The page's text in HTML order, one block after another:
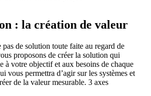
: la création de valeur
pas de solution toute faite au regard de
proposons de créer la solution qui
à votre objectif et aux besoins de chaque
vous permettra d’agir sur les systèmes et
de la valeur mesurable. 3 axes